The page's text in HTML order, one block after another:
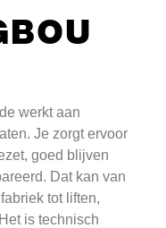
werkt aan
Je zorgt ervoor
goed blijven
Dat kan van
tot liften,
is technisch